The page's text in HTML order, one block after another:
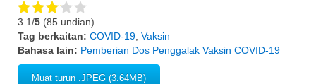
3.1/5 (85 undian)
Tag berkaitan: COVID-19 Vaksin
Bahasa lain: Pemberian Dos Penggalak Vaksin COVID-19
Muat turun .JPEG (3.64MB)